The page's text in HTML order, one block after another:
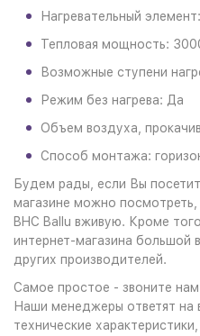
Нагревательный
Тепловая мощность:
Возможные ступени
Режим без нагрева: Да
Объем воздуха,
Способ монтажа:
Будем рады, если Вы
магазине можно посмотреть,
BHC Ballu вживую. Кроме
интернет-магазина большой
других производителей.
Самое простое - звоните
Наши менеджеры ответят на
технические